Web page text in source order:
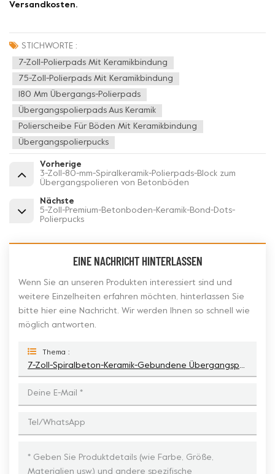
Versandkosten.
STICHWORTE :
7-Zoll-Polierpads Mit Keramikbindung
75-Zoll-Polierpads Mit Keramikbindung
180 Mm Übergangs-Polierpads
Übergangspolierpads Aus Keramik
Polierscheibe Für Böden Mit Keramikbindung
Übergangspolierpucks
Vorherige
3-Zoll-80-mm-Spiralkeramik-Polierpads-Block zum
Übergangspolieren von Betonböden
Nächste
5-Zoll-Premium-Betonboden-Keramik-Bond-Dots-
Polierpucks
EINE NACHRICHT HINTERLASSEN
Wenn Sie an unseren Produkten interessiert sind und
weitere Einzelheiten erfahren möchten, hinterlassen Sie
bitte hier eine Nachricht. Wir werden Ihnen so schnell wie
möglich antworten.
Thema :